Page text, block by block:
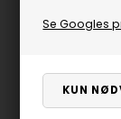
Se Googles